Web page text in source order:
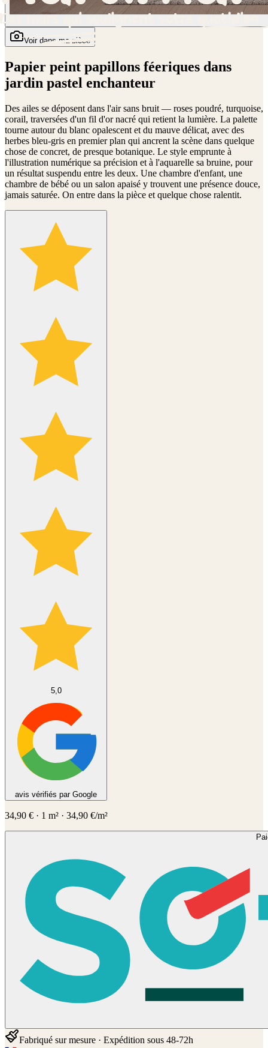
Voir dans ma pièce
Papier peint papillons féeriques dans
jardin pastel enchanteur
Des ailes se déposent dans l'air sans bruit — roses poudré, turquoise,
corail, traversées d'un fil d'or nacré qui retient la lumière. La palette
tourne autour du blanc opalescent et du mauve délicat, avec des
herbes bleu-gris en premier plan qui ancrent la scène dans quelque
chose de concret, de presque botanique. Le style emprunte à
l'illustration numérique sa précision et à l'aquarelle sa bruine, pour
un résultat suspendu entre les deux. Une chambre d'enfant, une
chambre de bébé ou un salon apaisé y trouvent une présence douce,
jamais saturée. On entre dans la pièce et quelque chose ralentit.
5,0
avis vérifiés par Google
34,90 € · 1 m² · 34,90 €/m²
Fabriqué sur mesure · Expédition sous 48-72h